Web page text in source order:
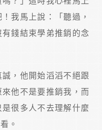
我馬上說：「聽過，
錢結束學弟推銷的念
，他開始滔滔不絕跟
他不是要推銷我，而
很多人不去理解什麼
。